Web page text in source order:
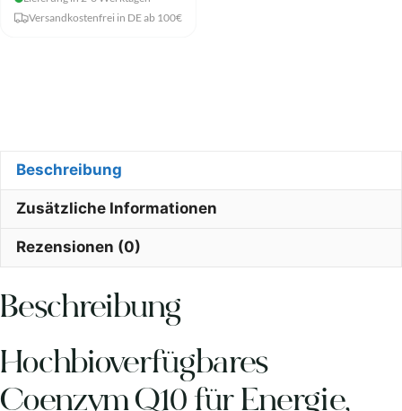
Q10
Ubiquinol
Versandkostenfrei in DE ab 100€
Beschreibung
Zusätzliche Informationen
Rezensionen (0)
Beschreibung
Hochbioverfügbares
Coenzym Q10 für Energie,